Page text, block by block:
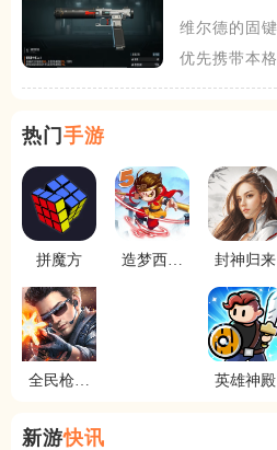
维尔德的固
优先携带本
热门 手游
拼魔方
造梦西游
封神归来
全民枪神
英雄神殿
新游快讯